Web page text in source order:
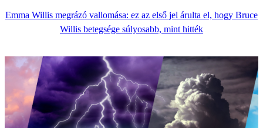
Emma Willis megrázó vallomása: ez az első jel árulta el, hogy Bruce
Willis betegsége súlyosabb, mint hitték